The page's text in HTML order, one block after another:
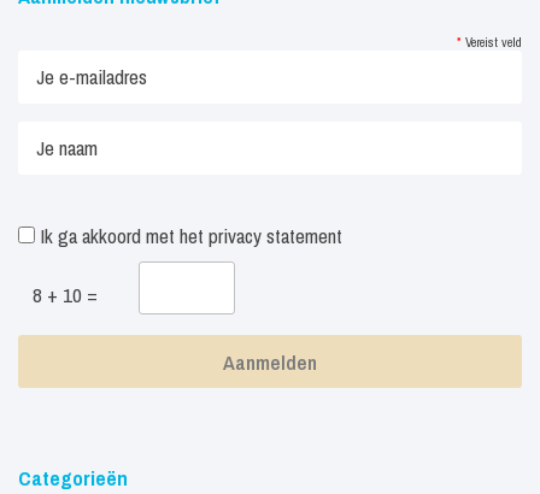
* Vereist veld
Ik ga akkoord met het privacy statement
8 + 10 =
Categorieën